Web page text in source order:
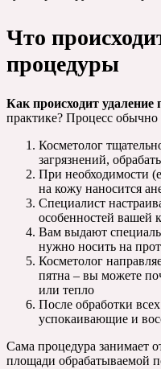
Что
процедуры
Как происходит
практике? Процесс
Косметолог
загрязнений,
При необходимости
на кожу наносится
Специалист
особенностей вашей
Вам выдают
нужно носить на
Косметолог
пятна – вы можете
или тепло
После обработки
успокаивающие и
Сама процедура занимает
площади обрабатываемой